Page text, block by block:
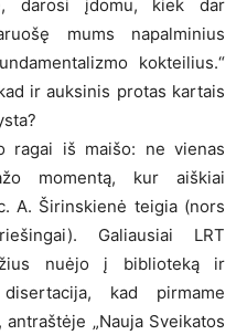
darosi įdomu, kiek dar
mums napalminius
kokteilius.“
ir auksinis protas kartais
ragai iš maišo: ne vienas
momentą, kur aiškiai
A. Širinskienė teigia (nors
Galiausiai LRT
nuėjo į biblioteką ir
kad pirmame
antraštėje „Nauja Sveikatos